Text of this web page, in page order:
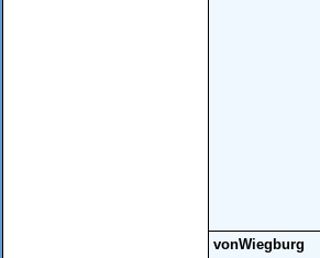
vonWiegburg